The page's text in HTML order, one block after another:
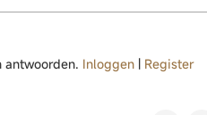
antwoorden. Inloggen| Register